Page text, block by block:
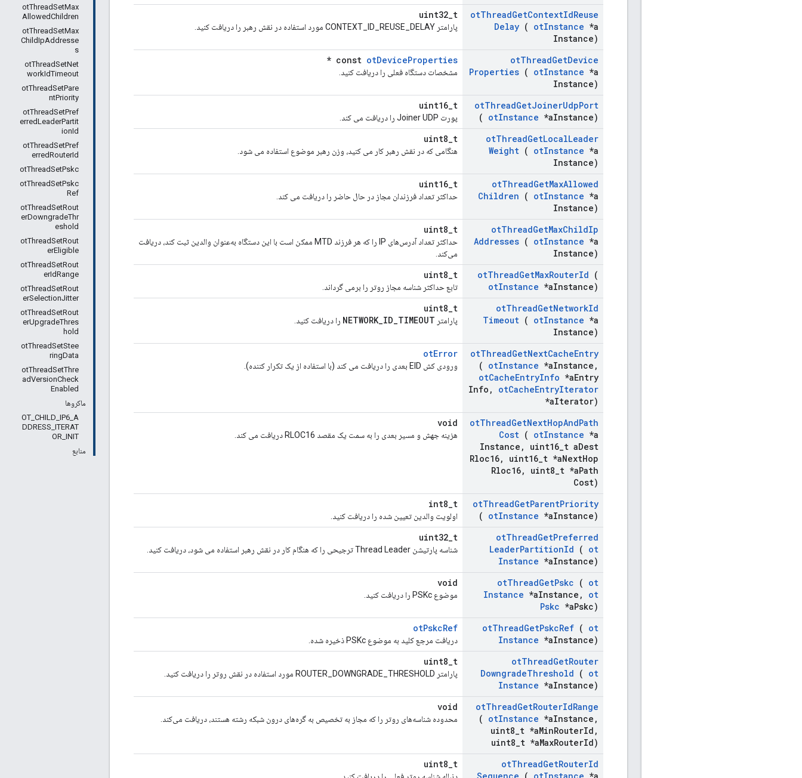
otThreadSetMax
AllowedChildren
otThreadSetMax
ChildIpAddresse
s
otThreadSetNet
workIdTimeout
otThreadSetPare
ntPriority
otThreadSetPref
erredLeaderPartit
ionId
otThreadSetPref
erredRouterId
otThreadSetPskc
otThreadSetPskc
Ref
otThreadSetRout
erDowngradeThr
eshold
otThreadSetRout
erEligible
otThreadSetRout
erIdRange
otThreadSetRout
erSelectionJitter
otThreadSetRout
erUpgradeThres
hold
otThreadSetStee
ringData
otThreadSetThre
adVersionCheck
Enabled
ماکروها
OT_CHILD_IP6_A
DDRESS_ITERAT
OR_INIT
منابع
otThreadGetContextIdReuse
Delay ( otInstance *a
Instance)
uint32_t
پارامتر CONTEXT_ID_REUSE_DELAY مورد استفاده در نقش رهبر را دریافت کنید.
otThreadGetDevice
Properties ( otInstance *a
Instance)
const otDeviceProperties
*
مشخصات دستگاه فعلی را دریافت کنید.
otThreadGetJoinerUdpPort
( otInstance *aInstance)
uint16_t
پورت Joiner UDP را دریافت می کند.
otThreadGetLocalLeader
Weight ( otInstance *a
Instance)
uint8_t
هنگامی که در نقش رهبر کار می کنید، وزن رهبر موضوع استفاده می شود.
otThreadGetMaxAllowed
Children ( otInstance *a
Instance)
uint16_t
حداکثر تعداد فرزندان مجاز در حال حاضر را دریافت می کند.
otThreadGetMaxChildIp
Addresses ( otInstance *a
Instance)
uint8_t
حداکثر تعداد آدرس‌های IP را که هر فرزند MTD ممکن است با این دستگاه به‌عنوان والدین ثبت کند، دریافت
می‌کند.
otThreadGetMaxRouterId (
otInstance *aInstance)
uint8_t
تابع حداکثر شناسه مجاز روتر را برمی گرداند.
otThreadGetNetworkId
Timeout ( otInstance *a
Instance)
uint8_t
پارامتر NETWORK_ID_TIMEOUT را دریافت کنید.
otThreadGetNextCacheEntry
( otInstance *aInstance ,
otCacheEntryInfo *aEntry
Info , otCacheEntryIterator
*aIterator)
otError
ورودی کش EID بعدی را دریافت می کند (با استفاده از یک تکرار کننده).
otThreadGetNextHopAndPath
Cost ( otInstance *a
Instance , uint16 t aDest
Rloc16, uint16 t *aNextHop
Rloc16, uint8 t *aPath
Cost)
void
هزینه جهش و مسیر بعدی را به سمت یک مقصد RLOC16 دریافت می کند.
otThreadGetParentPriority
( otInstance *aInstance)
int8_t
اولویت والدین تعیین شده را دریافت کنید.
otThreadGetPreferred
LeaderPartitionId ( ot
Instance *aInstance)
uint32_t
شناسه پارتیشن Thread Leader ترجیحی را که هنگام کار در نقش رهبر استفاده می شود، دریافت کنید.
otThreadGetPskc ( ot
Instance *aInstance ,
ot
Pskc *aPskc)
void
موضوع PSKc را دریافت کنید.
otThreadGetPskcRef ( ot
Instance *aInstance)
otPskcRef
دریافت مرجع کلید به موضوع PSKc ذخیره شده.
otThreadGetRouter
DowngradeThreshold ( ot
Instance *aInstance)
uint8_t
پارامتر ROUTER_DOWNGRADE_THRESHOLD مورد استفاده در نقش روتر را دریافت کنید.
otThreadGetRouterIdRange
( otInstance *aInstance ,
uint8 t *aMinRouterId ,
uint8 t *aMaxRouterId)
void
محدوده شناسه‌های روتر را که مجاز به تخصیص به گره‌های درون شبکه رشته هستند، دریافت می‌کند.
otThreadGetRouterId
uint8_t